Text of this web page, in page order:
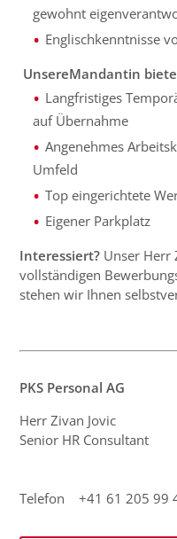
gewohnt
Englischkenntnisse
UnsereMandantin
Langfristiges
auf Übernahme
Angenehmes
Umfeld
Top eingerichtete
Eigener Parkplatz
Interessiert? Unser Herr
vollständigen
stehen wir Ihnen
PKS Personal AG
Herr Zivan Jovic
Senior HR Consultant
Telefon +41 61 205 99